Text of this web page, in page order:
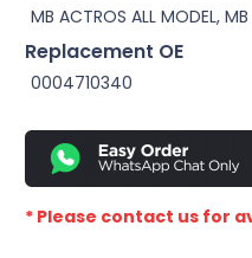
MB ACTROS ALL MODEL,
Replacement OE
0004710340
* Please contact us for